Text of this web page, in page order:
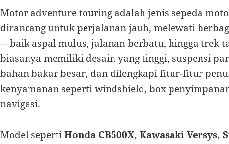
Motor adventure touring adalah jenis sepeda
dirancang untuk perjalanan jauh, melewati
—baik aspal mulus, jalanan berbatu, hingga trek
biasanya memiliki desain yang tinggi, suspensi
bahan bakar besar, dan dilengkapi fitur-fitur
kenyamanan seperti windshield, box
navigasi.
Model sepertiHonda CB500X, Kawasaki Versys,